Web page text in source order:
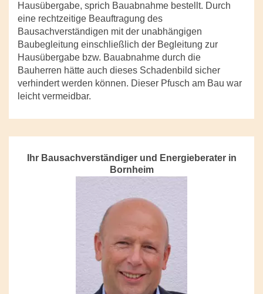
Hausübergabe, sprich Bauabnahme bestellt. Durch
eine rechtzeitige Beauftragung des
Bausachverständigen mit der unabhängigen
Baubegleitung einschließlich der Begleitung zur
Hausübergabe bzw. Bauabnahme durch die
Bauherren hätte auch dieses Schadenbild sicher
verhindert werden können. Dieser Pfusch am Bau war
leicht vermeidbar.
Ihr Bausachverständiger und Energieberater in
Bornheim